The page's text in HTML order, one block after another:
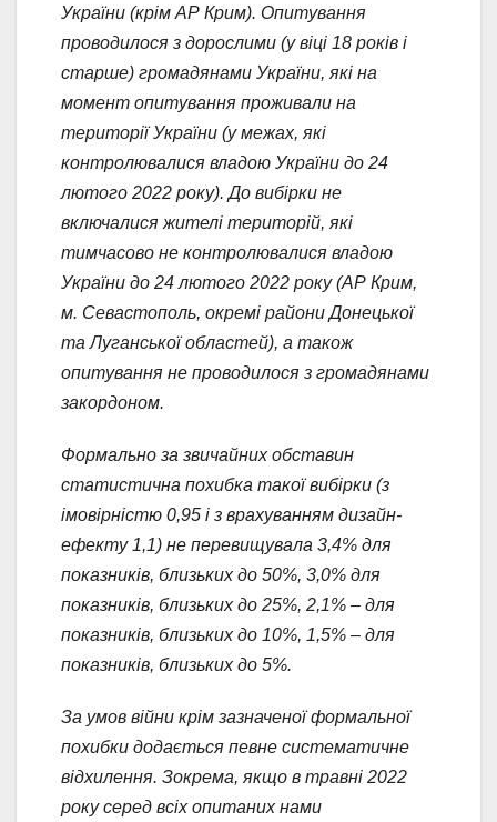
України (крім АР Крим). Опитування
проводилося з дорослими (у віці 18 років і
старше) громадянами України, які на
момент опитування проживали на
території України (у межах, які
контролювалися владою України до 24
лютого 2022 року). До вибірки не
включалися жителі територій, які
тимчасово не контролювалися владою
України до 24 лютого 2022 року (АР Крим,
м. Севастополь, окремі райони Донецької
та Луганської областей), а також
опитування не проводилося з громадянами
закордоном.
Формально за звичайних обставин
статистична похибка такої вибірки (з
імовірністю 0,95 і з врахуванням дизайн-
ефекту 1,1) не перевищувала 3,4% для
показників, близьких до 50%, 3,0% для
показників, близьких до 25%, 2,1% – для
показників, близьких до 10%, 1,5% – для
показників, близьких до 5%.
За умов війни крім зазначеної формальної
похибки додається певне систематичне
відхилення. Зокрема, якщо в травні 2022
року серед всіх опитаних нами